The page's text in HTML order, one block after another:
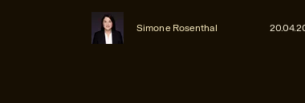
Simone Rosenthal